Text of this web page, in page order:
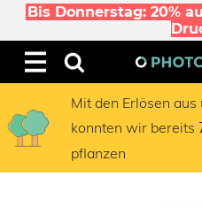
Bis Donnerstag: 20%
Mit den Erlösen
konnten wir bereits
pflanzen